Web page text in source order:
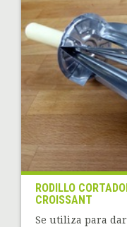
RODILLO
CROISSANT
Se utiliza para